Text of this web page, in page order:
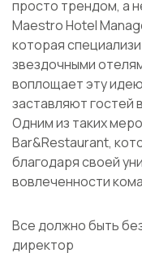
просто трендом, а
Maestro Hotel
которая
звездочными
воплощает эту
заставляют гостей
Одним из таких
Bar&Restaurant,
благодаря своей
вовлеченности
Все должно быть
директор